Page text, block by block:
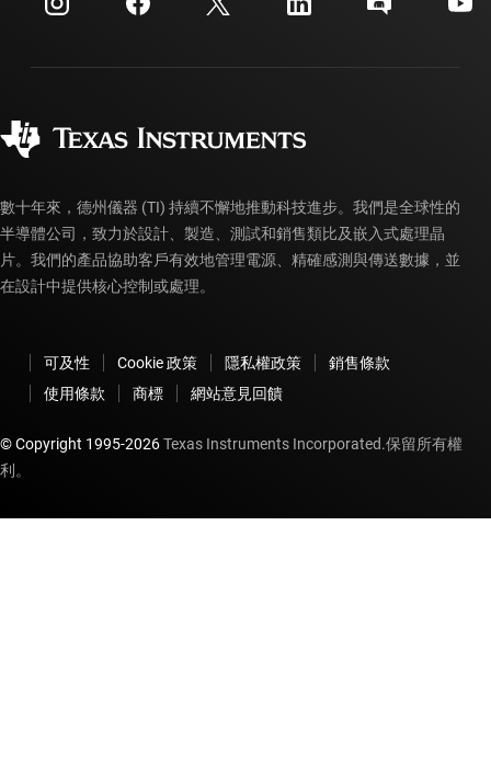
投資人關系
製造
myTI 帳戶常見問題解答
訂購 FAQ
數十年來，德州儀器 (TI) 持續不懈地推動科技進步。我們是全球性的
半導體公司，致力於設計、製造、測試和銷售類比及嵌入式處理晶
片。我們的產品協助客戶有效地管理電源、精確感測與傳送數據，並
在設計中提供核心控制或處理。
可及性 Cookie 政策 隱私權政策
銷售條款
使用條款
商標 網站意見回饋
© Copyright 1995-2026Texas Instruments Incorporated.保留所有權
利。